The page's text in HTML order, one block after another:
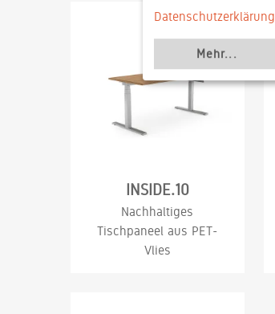
INSIDE.10
Nachhaltiges
Tischpaneel aus PET-
Vlies
Datenschutzerklärung
Mehr...